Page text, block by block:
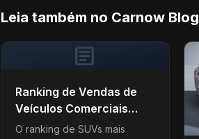
Leia também no Carnow Blog
article
Ranking de Vendas de
Veículos Comerciais
Leves – Julho de 2026
O ranking de SUVs mais